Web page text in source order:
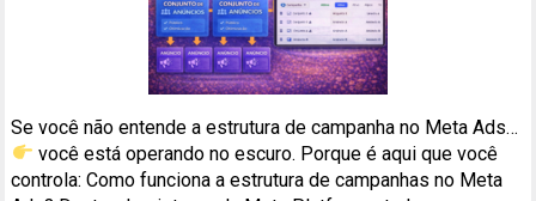
Se você não entende a estrutura de campanha no Meta Ads…
você está operando no escuro. Porque é aqui que você
controla: Como funciona a estrutura de campanhas no Meta